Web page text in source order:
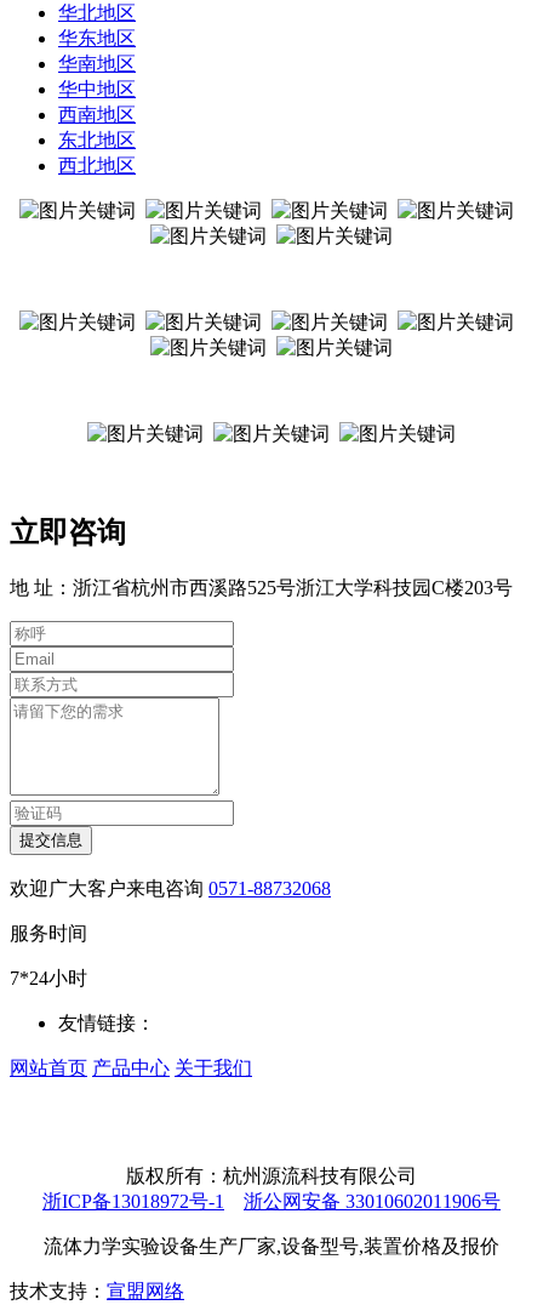
华北地区
华东地区
华南地区
华中地区
西南地区
东北地区
西北地区
立即咨询
地 址：浙江省杭州市西溪路525号浙江大学科技园C楼203号
提交信息
欢迎广大客户来电咨询 0571-88732068
服务时间
7*24小时
友情链接：
网站首页 产品中心 关于我们
版权所有：杭州源流科技有限公司
浙ICP备13018972号-1
浙公网安备 33010602011906号
流体力学实验设备生产厂家,设备型号,装置价格及报价
技术支持： 宣盟网络